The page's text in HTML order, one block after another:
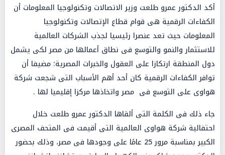
أكد الدكتور عمرو طلعت وزير الاتصالات وتكنولوجيا المعلومات أن
الكفاءات الرقمية هى قوام قطاع الإتصالات وتكنولوجيا
المعلومات حيث تعد عنصرا رئيسيا لجذب الشركات العالمية
للاستثمار والنمو والتوسع فى نطاق أعمالها من مصر لكى يشمل
دول المنطقة ارتكازا على العقول والخبرات المصرية؛ مضيفا أن
توافر الكفاءات الرقمية كان أحد أهم الأسباب التى شجعت شركة
هواوى على التوسع فى مصر واتخاذها مركزا إقليميا لها .
جاء ذلك فى الكلمة التى ألقاها الدكتور عمرو طلعت خلال
احتفالية شركة هواوى العالمية التى أقيمت فى المتحف المصرى
الكبير بمناسبة مرور 25 عامًا على وجودها فى مصر، وذلك بحضور